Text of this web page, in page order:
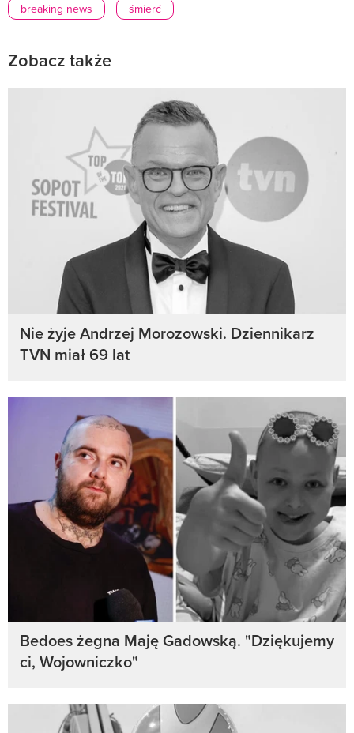
breaking news śmierć
Zobacz także
Nie żyje Andrzej Morozowski. Dziennikarz
TVN miał 69 lat
Bedoes żegna Maję Gadowską. "Dziękujemy
ci, Wojowniczko"